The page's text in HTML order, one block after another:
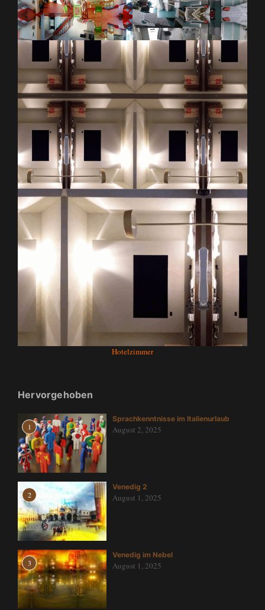
Hotelzimmer
Hervorgehoben
1
Sprachkenntnisse im Italienurlaub
August 2, 2025
2
Venedig 2
August 1, 2025
3
Venedig im Nebel
August 1, 2025